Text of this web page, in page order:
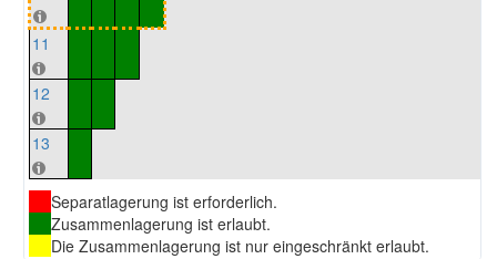
11
12
13
Separatlagerung ist erforderlich.
Zusammenlagerung ist erlaubt.
Die Zusammenlagerung ist nur eingeschränkt erlaubt.